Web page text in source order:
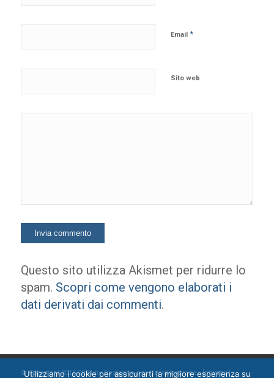
Email *
Sito web
Questo sito utilizza Akismet per ridurre lo
spam. Scopri come vengono elaborati i
dati derivati dai commenti.
© Copyright 2015-2024 by Ossigeno per l'informazione [privacy]
Utilizziamo i cookie per assicurarti la migliore esperienza su